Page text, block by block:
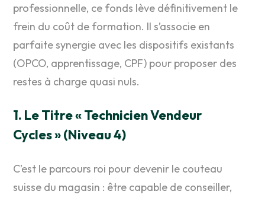
professionnelle, ce fonds lève définitivement le
frein du coût de formation. Il s’associe en
parfaite synergie avec les dispositifs existants
(OPCO, apprentissage, CPF) pour proposer des
restes à charge quasi nuls.
1. Le Titre « Technicien Vendeur
Cycles » (Niveau 4)
C’est le parcours roi pour devenir le couteau
suisse du magasin : être capable de conseiller,